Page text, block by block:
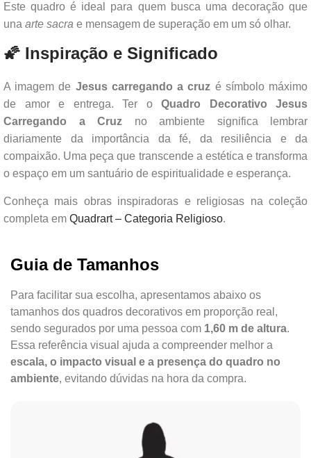
Este quadro é ideal para quem busca uma decoração que
una arte sacra e mensagem de superação em um só olhar.
🌠 Inspiração e Significado
A imagem de Jesus carregando a cruz é símbolo máximo
de amor e entrega. Ter o Quadro Decorativo Jesus
Carregando a Cruz no ambiente significa lembrar
diariamente da importância da fé, da resiliência e da
compaixão. Uma peça que transcende a estética e transforma
o espaço em um santuário de espiritualidade e esperança.
Conheça mais obras inspiradoras e religiosas na coleção
completa em Quadrart – Categoria Religioso.
Guia de Tamanhos
Para facilitar sua escolha, apresentamos abaixo os
tamanhos dos quadros decorativos em proporção real,
sendo segurados por uma pessoa com 1,60 m de altura.
Essa referência visual ajuda a compreender melhor a
escala, o impacto visual e a presença do quadro no
ambiente, evitando dúvidas na hora da compra.